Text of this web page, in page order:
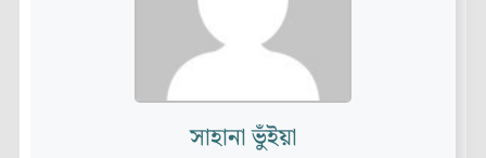
সাহানা ভুঁইয়া